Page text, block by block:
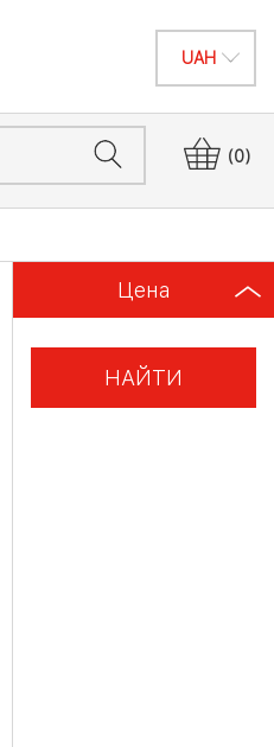
(0)
Цена
НАЙТИ